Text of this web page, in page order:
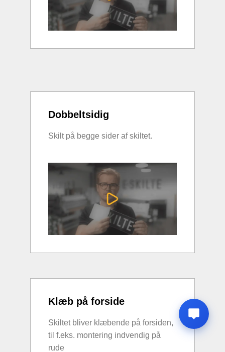
Dobbeltsidig
Skilt på begge sider af skiltet.
Klæb på forside
Skiltet bliver klæbende på forsiden,
til f.eks. montering indvendig på
rude